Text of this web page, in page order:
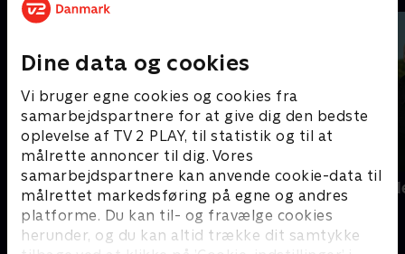
Dine data og cookies
Vi bruger egne cookies og cookies fra
samarbejdspartnere for at give dig den bedste
oplevelse af TV 2 PLAY, til statistik og til at
målrette annoncer til dig. Vores
samarbejdspartnere kan anvende cookie-data til
målrettet markedsføring på egne og andres
platforme. Du kan til- og fravælge cookies
herunder, og du kan altid trække dit samtykke
PLAYER
Fodbold Fodbold